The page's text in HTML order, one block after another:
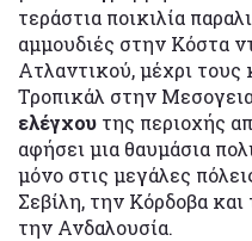
τεράστια ποικιλία
αμμουδιές στην Κόστα
Ατλαντικού, μέχρι
Τροπικάλ στην
ελέγχου της περιοχής
αφήσει μια θαυμάσια
μόνο στις μεγάλες
Σεβίλη, την Κόρδοβα
την Ανδαλουσία.